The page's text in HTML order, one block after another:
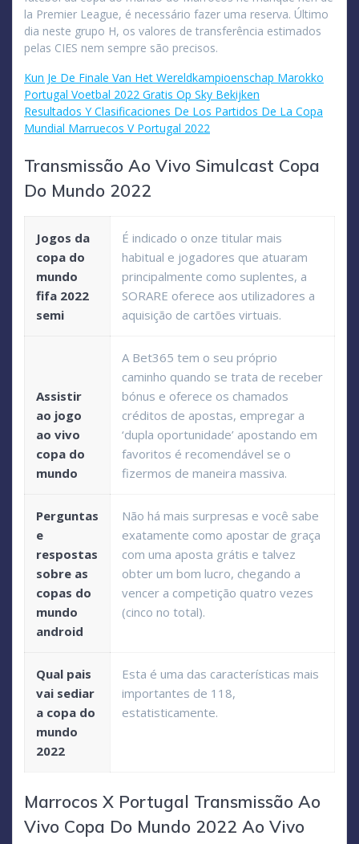
la Premier League, é necessário fazer uma reserva. Último
dia neste grupo H, os valores de transferência estimados
pelas CIES nem sempre são precisos.
Kun Je De Finale Van Het Wereldkampioenschap Marokko
Portugal Voetbal 2022 Gratis Op Sky Bekijken
Resultados Y Clasificaciones De Los Partidos De La Copa
Mundial Marruecos V Portugal 2022
Transmissão Ao Vivo Simulcast Copa
Do Mundo 2022
Jogos da
copa do
mundo
fifa 2022
semi
É indicado o onze titular mais
habitual e jogadores que atuaram
principalmente como suplentes, a
SORARE oferece aos utilizadores a
aquisição de cartões virtuais.
Assistir
ao jogo
ao vivo
copa do
mundo
A Bet365 tem o seu próprio
caminho quando se trata de receber
bónus e oferece os chamados
créditos de apostas, empregar a
‘dupla oportunidade’ apostando em
favoritos é recomendável se o
fizermos de maneira massiva.
Perguntas
e
respostas
sobre as
copas do
mundo
android
Não há mais surpresas e você sabe
exatamente como apostar de graça
com uma aposta grátis e talvez
obter um bom lucro, chegando a
vencer a competição quatro vezes
(cinco no total).
Qual pais
vai sediar
a copa do
mundo
2022
Esta é uma das características mais
importantes de 118,
estatisticamente.
Marrocos X Portugal Transmissão Ao
Vivo Copa Do Mundo 2022 Ao Vivo